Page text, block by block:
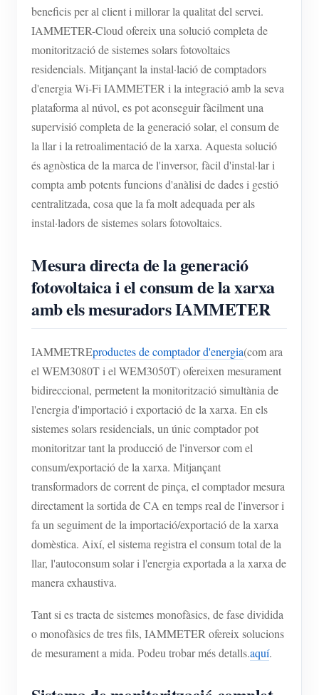
beneficis per al client i millorar la qualitat del servei.
IAMMETER-Cloud ofereix una solució completa de
monitorització de sistemes solars fotovoltaics
residencials. Mitjançant la instal·lació de comptadors
d'energia Wi-Fi IAMMETER i la integració amb la seva
plataforma al núvol, es pot aconseguir fàcilment una
supervisió completa de la generació solar, el consum de
la llar i la retroalimentació de la xarxa. Aquesta solució
és agnòstica de la marca de l'inversor, fàcil d'instal·lar i
compta amb potents funcions d'anàlisi de dades i gestió
centralitzada, cosa que la fa molt adequada per als
instal·ladors de sistemes solars fotovoltaics.
Mesura directa de la generació
fotovoltaica i el consum de la xarxa
amb els mesuradors IAMMETER
IAMMETREproductes de comptador d'energia(com ara
el WEM3080T i el WEM3050T) ofereixen mesurament
bidireccional, permetent la monitorització simultània de
l'energia d'importació i exportació de la xarxa. En els
sistemes solars residencials, un únic comptador pot
monitoritzar tant la producció de l'inversor com el
consum/exportació de la xarxa. Mitjançant
transformadors de corrent de pinça, el comptador mesura
directament la sortida de CA en temps real de l'inversor i
fa un seguiment de la importació/exportació de la xarxa
domèstica. Així, el sistema registra el consum total de la
llar, l'autoconsum solar i l'energia exportada a la xarxa de
manera exhaustiva.
Tant si es tracta de sistemes monofàsics, de fase dividida
o monofàsics de tres fils, IAMMETER ofereix solucions
de mesurament a mida. Podeu trobar més detalls.aquí.